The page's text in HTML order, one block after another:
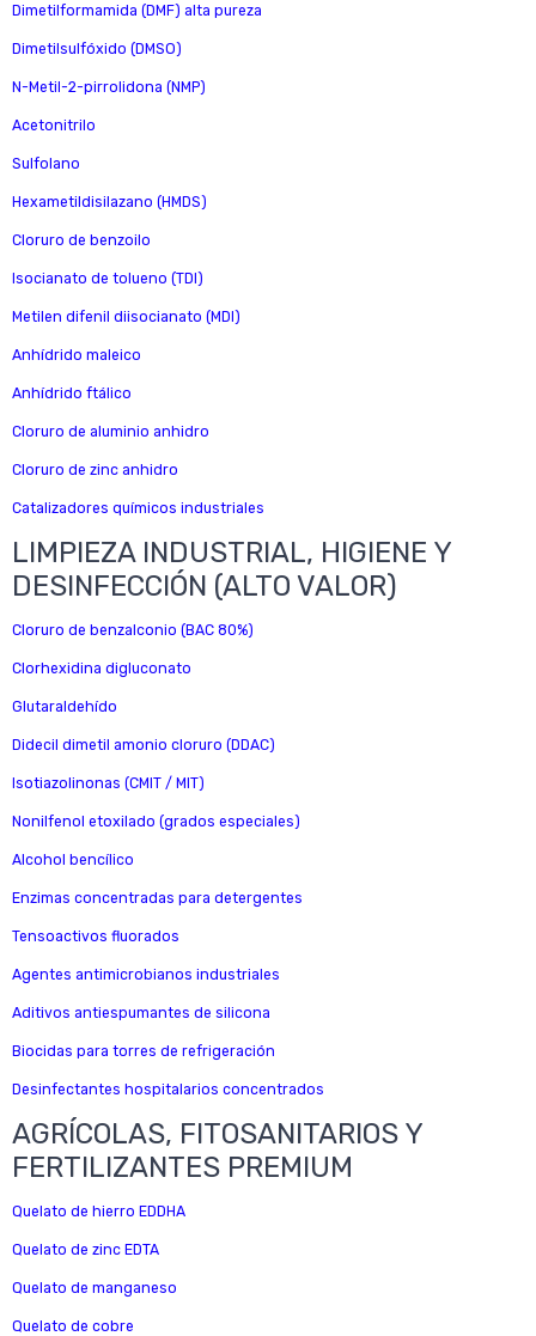
Dimetilformamida (DMF) alta pureza
Dimetilsulfóxido (DMSO)
N-Metil-2-pirrolidona (NMP)
Acetonitrilo
Sulfolano
Hexametildisilazano (HMDS)
Cloruro de benzoilo
Isocianato de tolueno (TDI)
Metilen difenil diisocianato (MDI)
Anhídrido maleico
Anhídrido ftálico
Cloruro de aluminio anhidro
Cloruro de zinc anhidro
Catalizadores químicos industriales
LIMPIEZA INDUSTRIAL, HIGIENE Y
DESINFECCIÓN (ALTO VALOR)
Cloruro de benzalconio (BAC 80%)
Clorhexidina digluconato
Glutaraldehído
Didecil dimetil amonio cloruro (DDAC)
Isotiazolinonas (CMIT / MIT)
Nonilfenol etoxilado (grados especiales)
Alcohol bencílico
Enzimas concentradas para detergentes
Tensoactivos fluorados
Agentes antimicrobianos industriales
Aditivos antiespumantes de silicona
Biocidas para torres de refrigeración
Desinfectantes hospitalarios concentrados
AGRÍCOLAS, FITOSANITARIOS Y
FERTILIZANTES PREMIUM
Quelato de hierro EDDHA
Quelato de zinc EDTA
Quelato de manganeso
Quelato de cobre